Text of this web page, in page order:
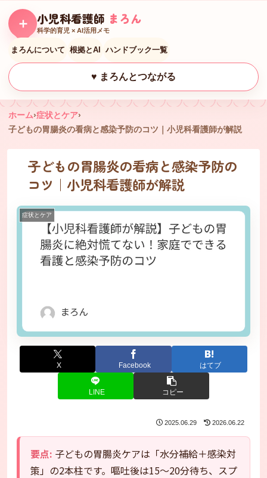
＋ 小児科看護師 まろん
科学的育児 × AI活用メモ
まろんについて 根拠とAI ハンドブック一覧
♥ まろんとつながる
ホーム›症状とケア›
子どもの胃腸炎の看病と感染予防のコツ｜小児科看護師が解説
子どもの胃腸炎の看病と感染予防の
コツ｜小児科看護師が解説
症状とケア
X Facebook はてブ
LINE コピー
2025.06.29 2026.06.22
要点: 子どもの胃腸炎ケアは「水分補給＋感染対
策」の2本柱です。嘔吐後は15〜20分待ち、スプ